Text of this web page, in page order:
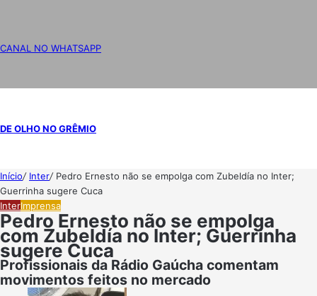
CANAL NO WHATSAPP
DE OLHO NO GRÊMIO
Início/ Inter/ Pedro Ernesto não se empolga com Zubeldía no Inter;
Guerrinha sugere Cuca
InterImprensa
Pedro Ernesto não se empolga
com Zubeldía no Inter; Guerrinha
sugere Cuca
Profissionais da Rádio Gaúcha comentam
movimentos feitos no mercado